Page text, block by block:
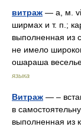
витраж — а, м.
ширмах и т. п.;
выполненная из
не имело
ошараша
языка
Витраж — –
в
выполненная из